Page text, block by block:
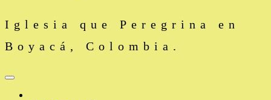
Iglesia que Peregrina en
Boyacá, Colombia.